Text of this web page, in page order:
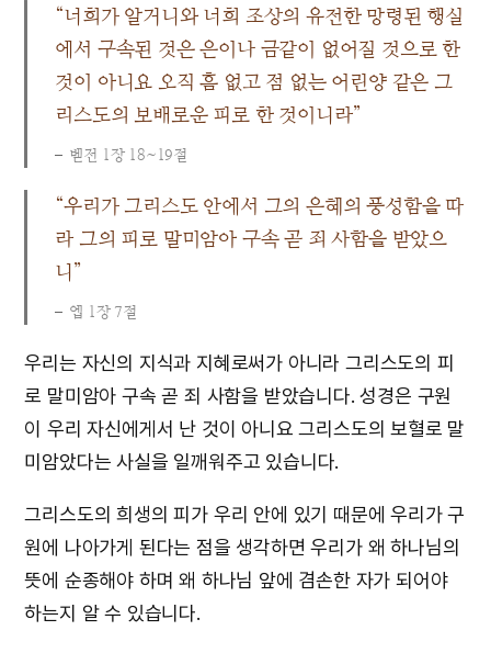
“너희가 알거니와 너희 조상의 유전한 망령된 행실
에서 구속된 것은 은이나 금같이 없어질 것으로 한
것이 아니요 오직 흠 없고 점 없는 어린양 같은 그
리스도의 보배로운 피로 한 것이니라”
벧전 1장 18~19절
“우리가 그리스도 안에서 그의 은혜의 풍성함을 따
라 그의 피로 말미암아 구속 곧 죄 사함을 받았으
니”
엡 1장 7절
우리는 자신의 지식과 지혜로써가 아니라 그리스도의 피
로 말미암아 구속 곧 죄 사함을 받았습니다. 성경은 구원
이 우리 자신에게서 난 것이 아니요 그리스도의 보혈로 말
미암았다는 사실을 일깨워주고 있습니다.
그리스도의 희생의 피가 우리 안에 있기 때문에 우리가 구
원에 나아가게 된다는 점을 생각하면 우리가 왜 하나님의
뜻에 순종해야 하며 왜 하나님 앞에 겸손한 자가 되어야
하는지 알 수 있습니다.